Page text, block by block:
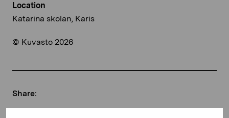
Location
Katarina skolan, Karis
© Kuvasto 2026
Share: